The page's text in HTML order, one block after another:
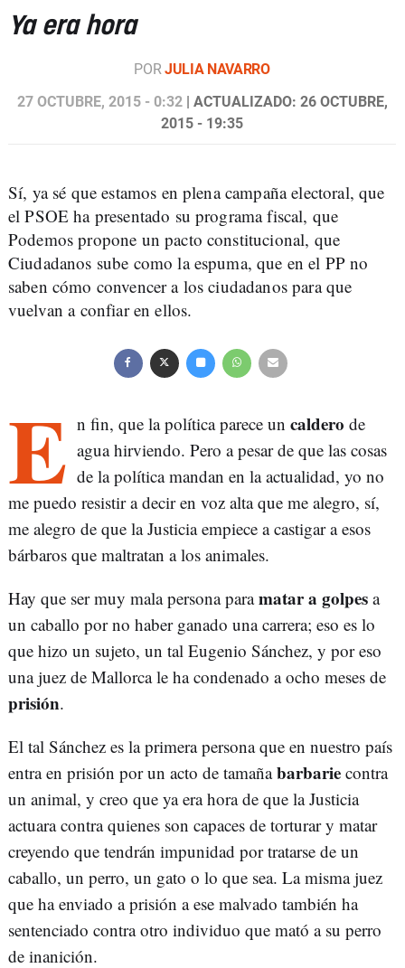
Ya era hora
POR JULIA NAVARRO
27 OCTUBRE, 2015 - 0:32| ACTUALIZADO: 26 OCTUBRE,
2015 - 19:35
Sí, ya sé que estamos en plena campaña electoral, que
el PSOE ha presentado su programa fiscal, que
Podemos propone un pacto constitucional, que
Ciudadanos sube como la espuma, que en el PP no
saben cómo convencer a los ciudadanos para que
vuelvan a confiar en ellos.
E n fin, que la política parece un caldero de
agua hirviendo. Pero a pesar de que las cosas
de la política mandan en la actualidad, yo no
me puedo resistir a decir en voz alta que me alegro, sí,
me alegro de que la Justicia empiece a castigar a esos
bárbaros que maltratan a los animales.
Hay que ser muy mala persona paramatar a golpes a
un caballo por no haber ganado una carrera; eso es lo
que hizo un sujeto, un tal Eugenio Sánchez, y por eso
una juez de Mallorca le ha condenado a ocho meses de
prisión.
El tal Sánchez es la primera persona que en nuestro país
entra en prisión por un acto de tamañabarbarie contra
un animal, y creo que ya era hora de que la Justicia
actuara contra quienes son capaces de torturar y matar
creyendo que tendrán impunidad por tratarse de un
caballo, un perro, un gato o lo que sea. La misma juez
que ha enviado a prisión a ese malvado también ha
sentenciado contra otro individuo que mató a su perro
de inanición.